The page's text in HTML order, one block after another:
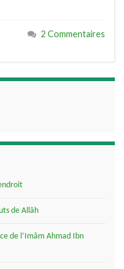
2 Commentaires
de Allâh
de l’Imâm Ahmad Ibn